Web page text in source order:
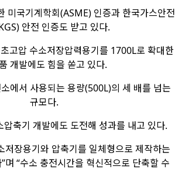
미국기계학회(ASME) 인증과 한국가스안전
안전 인증도 받고 있다.
고압 수소저장압력용기를 1700L로 확대한
개발에도 힘을 쏟고 있다.
에서 사용되는 용량(500L)의 세 배를 넘는
규모다.
압축기 개발에도 도전해 성과를 내고 있다.
저장용기와 압축기를 일체형으로 제작하는
며 “수소 충전시간을 혁신적으로 단축할 수